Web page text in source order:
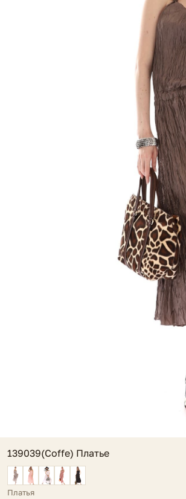
139039(Coffe) Платье
Платья